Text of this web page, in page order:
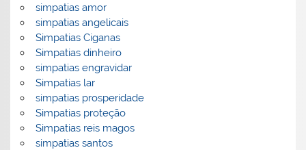
simpatias amor
simpatias angelicais
Simpatias Ciganas
Simpatias dinheiro
simpatias engravidar
Simpatias lar
simpatias prosperidade
Simpatias proteção
Simpatias reis magos
simpatias santos